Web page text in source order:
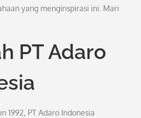
yang menginspirasi ini. Mari
PT Adaro
1992, PT Adaro Indonesia